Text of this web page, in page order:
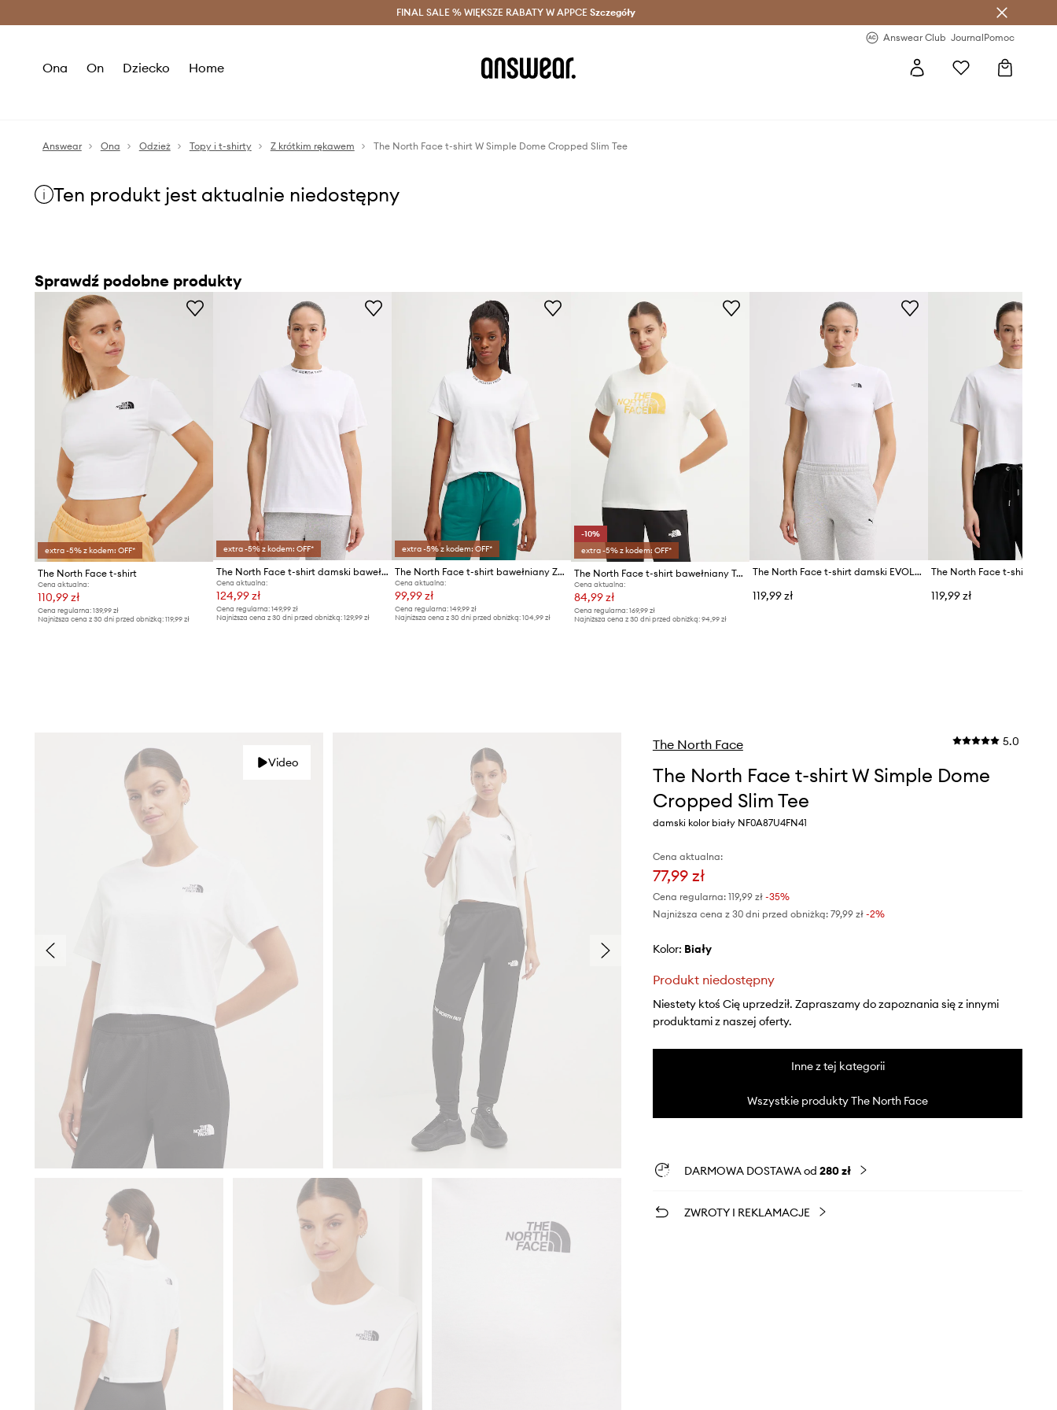
Oszczędzaj z Answear Club > Dostawa nawet w 24h >
FINAL SALE % WIĘKSZE RABATY W APPCE Szczegóły
Answear Club JournalPomoc
Ona On Dziecko Home
Answear Ona Odzież Topy i t-shirty Z krótkim rękawem The North Face t-shirt W Simple Dome Cropped Slim Tee
Ten produkt jest aktualnie niedostępny
Sprawdź podobne produkty
extra -5% z kodem: OFF*
The North Face t-shirt
Cena aktualna:
110,99 zł
Cena regularna: 139,99 zł
Najniższa cena z 30 dni przed obniżką: 119,99 zł
extra -5% z kodem: OFF*
The North Face t-shirt damski bawełniany ZUMU
Cena aktualna:
124,99 zł
Cena regularna:149,99 zł
Najniższa cena z 30 dni przed obniżką:129,99 zł
extra -5% z kodem: OFF*
The North Face t-shirt bawełniany Zumu S/S Tee
Cena aktualna:
99,99 zł
Cena regularna: 149,99 zł
Najniższa cena z 30 dni przed obniżką: 104,99 zł
-10%
extra -5% z kodem: OFF*
The North Face t-shirt bawełniany Tee -Seasonal Logo Pack
Cena aktualna:
84,99 zł
Cena regularna: 169,99 zł
Najniższa cena z 30 dni przed obniżką: 94,99 zł
The North Face t-shirt damski EVOLUTION
119,99 zł 119,99 zł
Video
The North Face 5.0
The North Face t-shirt W Simple Dome
Cropped Slim Tee
damski kolor biały NF0A87U4FN41
Cena aktualna:
77,99 zł
Cena regularna: 119,99 zł-35%
Najniższa cena z 30 dni przed obniżką: 79,99 zł -2%
Kolor: biały
Produkt niedostępny
Niestety ktoś Cię uprzedził. Zapraszamy do zapoznania się z innymi
produktami z naszej oferty.
Inne z tej kategorii
Wszystkie produkty The North Face
DARMOWA DOSTAWA od 280 zł
ZWROTY I REKLAMACJE